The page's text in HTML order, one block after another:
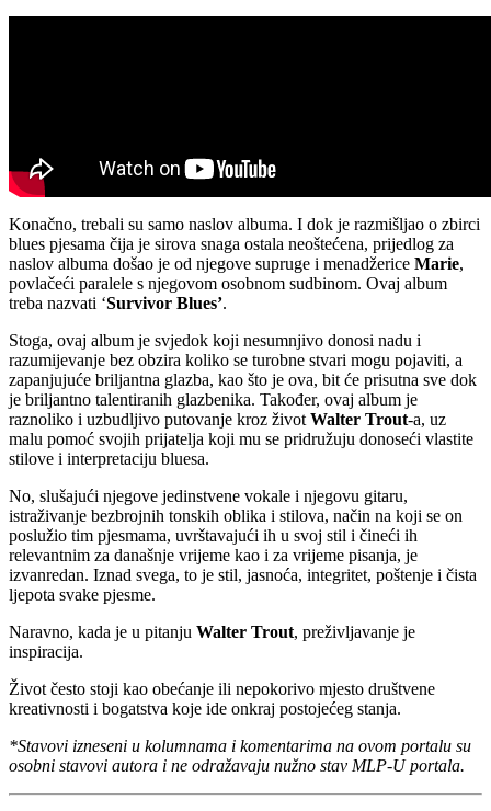
Konačno, trebali su samo naslov albuma. I dok je razmišljao o zbirci
blues pjesama čija je sirova snaga ostala neoštećena, prijedlog za
naslov albuma došao je od njegove supruge i menadžerice Marie,
povlačeći paralele s njegovom osobnom sudbinom. Ovaj album
treba nazvati ‘Survivor Blues’.
Stoga, ovaj album je svjedok koji nesumnjivo donosi nadu i
razumijevanje bez obzira koliko se turobne stvari mogu pojaviti, a
zapanjujuće briljantna glazba, kao što je ova, bit će prisutna sve dok
je briljantno talentiranih glazbenika. Također, ovaj album je
raznoliko i uzbudljivo putovanje kroz život Walter Trout-a, uz
malu pomoć svojih prijatelja koji mu se pridružuju donoseći vlastite
stilove i interpretaciju bluesa.
No, slušajući njegove jedinstvene vokale i njegovu gitaru,
istraživanje bezbrojnih tonskih oblika i stilova, način na koji se on
poslužio tim pjesmama, uvrštavajući ih u svoj stil i čineći ih
relevantnim za današnje vrijeme kao i za vrijeme pisanja, je
izvanredan. Iznad svega, to je stil, jasnoća, integritet, poštenje i čista
ljepota svake pjesme.
Naravno, kada je u pitanju Walter Trout, preživljavanje je
inspiracija.
Život često stoji kao obećanje ili nepokorivo mjesto društvene
kreativnosti i bogatstva koje ide onkraj postojećeg stanja.
*Stavovi izneseni u kolumnama i komentarima na ovom portalu su
osobni stavovi autora i ne odražavaju nužno stav MLP-U portala.